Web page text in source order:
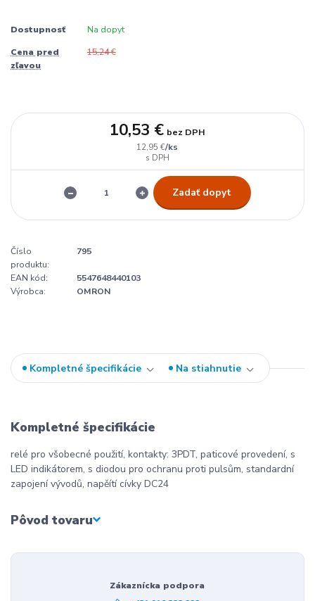
Dostupnosť Na dopyt
Cena pred
zľavou
15,24 €
12,95 €/ks
10,53 € bez DPH
Zadať dopyt
Číslo
produktu:
795
EAN kód:
5547648440103
Výrobca:
OMRON
Kompletné špecifikácie Na stiahnutie
Kompletné špecifikácie
relé pro všobecné použití, kontakty: 3PDT, paticové provedení, s
LED indikátorem, s diodou pro ochranu proti pulsům, standardní
zapojení vývodů, napěítí cívky DC24
Pôvod tovaru
Zákaznícka podpora